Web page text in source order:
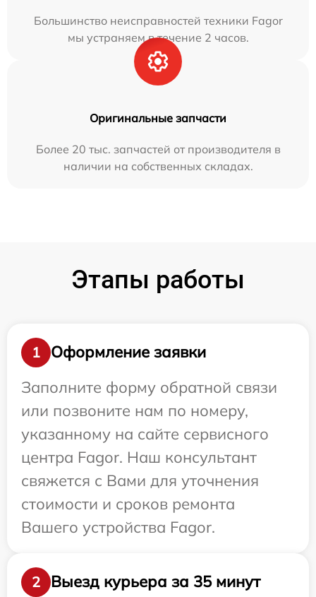
Большинство неисправностей техники Fagor
мы устраняем в течение 2 часов.
Оригинальные запчасти
Более 20 тыс. запчастей от производителя в
наличии на собственных складах.
Этапы работы
1
Оформление заявки
Заполните форму обратной связи
или позвоните нам по номеру,
указанному на сайте сервисного
центра Fagor. Наш консультант
свяжется с Вами для уточнения
стоимости и сроков ремонта
Вашего устройства Fagor.
2 Выезд курьера за 35 минут